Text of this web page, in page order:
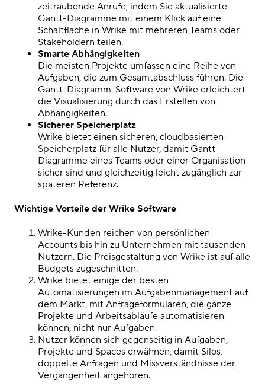
zeitraubende Anrufe, indem Sie aktualisierte
Gantt-Diagramme mit einem Klick auf eine
Schaltfläche in Wrike mit mehreren Teams oder
Stakeholdern teilen.
Smarte Abhängigkeiten
Die meisten Projekte umfassen eine Reihe von
Aufgaben, die zum Gesamtabschluss führen. Die
Gantt-Diagramm-Software von Wrike erleichtert
die Visualisierung durch das Erstellen von
Abhängigkeiten.
Sicherer Speicherplatz
Wrike bietet einen sicheren, cloudbasierten
Speicherplatz für alle Nutzer, damit Gantt-
Diagramme eines Teams oder einer Organisation
sicher sind und gleichzeitig leicht zugänglich zur
späteren Referenz.
Wichtige Vorteile der Wrike Software
Wrike-Kunden reichen von persönlichen
Accounts bis hin zu Unternehmen mit tausenden
Nutzern. Die Preisgestaltung von Wrike ist auf alle
Budgets zugeschnitten.
Wrike bietet einige der besten
Automatisierungen im Aufgabenmanagement auf
dem Markt, mit Anfrageformularen, die ganze
Projekte und Arbeitsabläufe automatisieren
können, nicht nur Aufgaben.
Nutzer können sich gegenseitig in Aufgaben,
Projekte und Spaces erwähnen, damit Silos,
doppelte Anfragen und Missverständnisse der
Vergangenheit angehören.